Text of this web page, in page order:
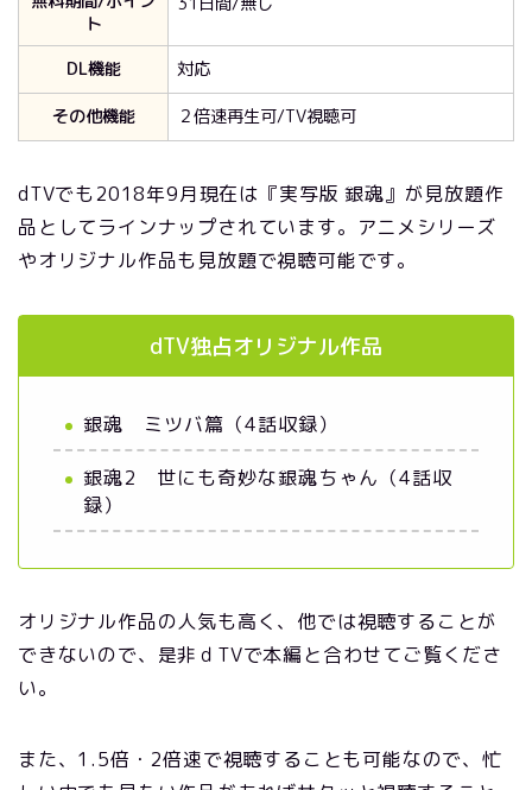
ト
DL機能
対応
その他機能
２倍速再生可/TV視聴可
dTVでも2018年9月現在は『実写版 銀魂』が見放題作
品としてラインナップされています。アニメシリーズ
やオリジナル作品も見放題で視聴可能です。
dTV独占オリジナル作品
銀魂 ミツバ篇（4話収録）
銀魂2 世にも奇妙な銀魂ちゃん（4話収
録）
オリジナル作品の人気も高く、他では視聴することが
できないので、是非ｄTVで本編と合わせてご覧くださ
い。
また、1.5倍・2倍速で視聴することも可能なので、忙